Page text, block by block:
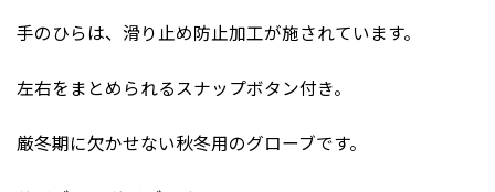
手のひらは、滑り止め防止加工が施されています。
左右をまとめられるスナップボタン付き。
厳冬期に欠かせない秋冬用のグローブです。